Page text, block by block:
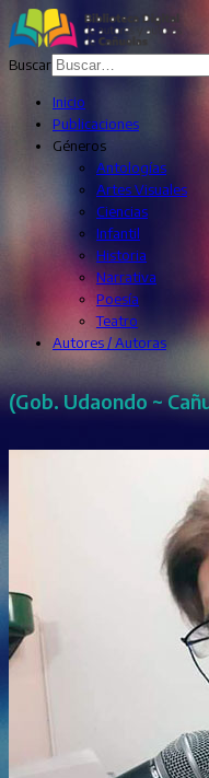
Buscar
Inicio
Publicaciones
Géneros
Antologías
Artes Visuales
Ciencias
Infantil
Historia
Narrativa
Poesía
Teatro
Autores / Autoras
(Gob. Udaondo ~